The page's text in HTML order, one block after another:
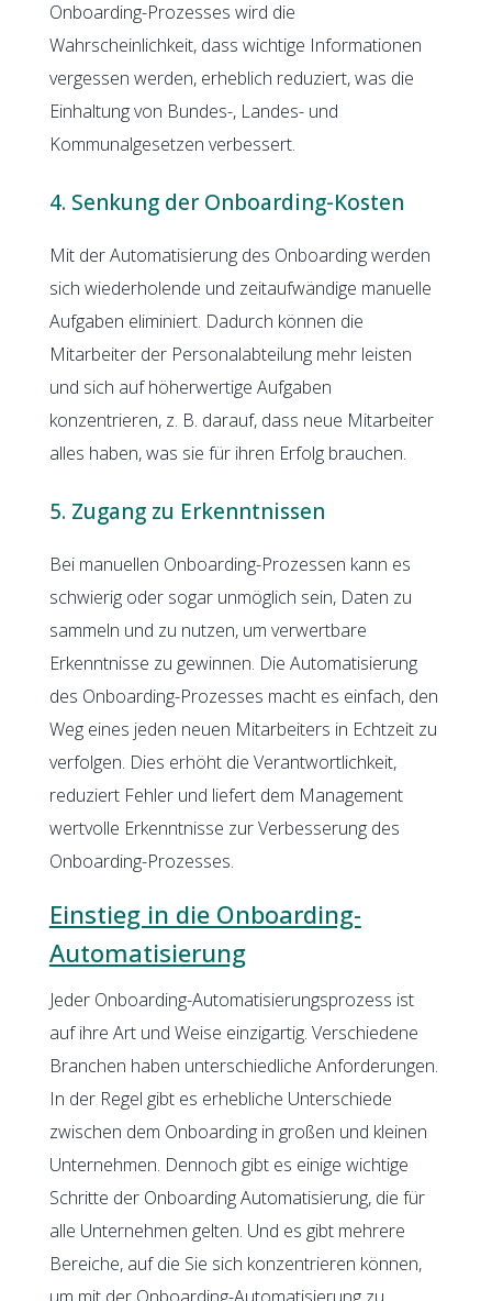
Onboarding-Prozesses wird die
Wahrscheinlichkeit, dass wichtige Informationen
vergessen werden, erheblich reduziert, was die
Einhaltung von Bundes-, Landes- und
Kommunalgesetzen verbessert.
4. Senkung der Onboarding-Kosten
Mit der Automatisierung des Onboarding werden
sich wiederholende und zeitaufwändige manuelle
Aufgaben eliminiert. Dadurch können die
Mitarbeiter der Personalabteilung mehr leisten
und sich auf höherwertige Aufgaben
konzentrieren, z. B. darauf, dass neue Mitarbeiter
alles haben, was sie für ihren Erfolg brauchen.
5. Zugang zu Erkenntnissen
Bei manuellen Onboarding-Prozessen kann es
schwierig oder sogar unmöglich sein, Daten zu
sammeln und zu nutzen, um verwertbare
Erkenntnisse zu gewinnen. Die Automatisierung
des Onboarding-Prozesses macht es einfach, den
Weg eines jeden neuen Mitarbeiters in Echtzeit zu
verfolgen. Dies erhöht die Verantwortlichkeit,
reduziert Fehler und liefert dem Management
wertvolle Erkenntnisse zur Verbesserung des
Onboarding-Prozesses.
Einstieg in die Onboarding-
Automatisierung
Jeder Onboarding-Automatisierungsprozess ist
auf ihre Art und Weise einzigartig. Verschiedene
Branchen haben unterschiedliche Anforderungen.
In der Regel gibt es erhebliche Unterschiede
zwischen dem Onboarding in großen und kleinen
Unternehmen. Dennoch gibt es einige wichtige
Schritte der Onboarding Automatisierung, die für
alle Unternehmen gelten. Und es gibt mehrere
Bereiche, auf die Sie sich konzentrieren können,